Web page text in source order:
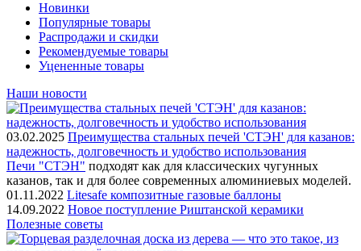
Новинки
Популярные товары
Распродажи и скидки
Рекомендуемые товары
Уцененные товары
Наши новости
03.02.2025 Преимущества стальных печей 'СТЭН' для казанов:
надежность, долговечность и удобство использования
Печи "СТЭН" подходят как для классических чугунных
казанов, так и для более современных алюминиевых моделей.
01.11.2022 Litesafe композитные газовые баллоны
14.09.2022 Новое поступление Риштанской керамики
Полезные советы